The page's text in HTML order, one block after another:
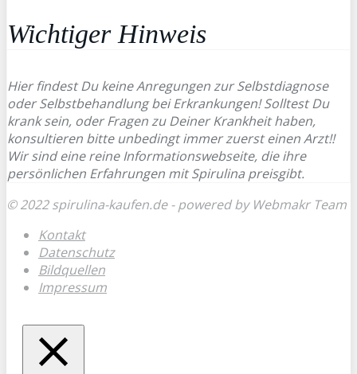
Wichtiger Hinweis
Hier findest Du keine Anregungen zur Selbstdiagnose
oder Selbstbehandlung bei Erkrankungen! Solltest Du
krank sein, oder Fragen zu Deiner Krankheit haben,
konsultieren bitte unbedingt immer zuerst einen Arzt!!
Wir sind eine reine Informationswebseite, die ihre
persönlichen Erfahrungen mit Spirulina preisgibt.
© 2022 spirulina-kaufen.de - powered by Webmakr Team
Kontakt
Datenschutz
Bildquellen
Impressum